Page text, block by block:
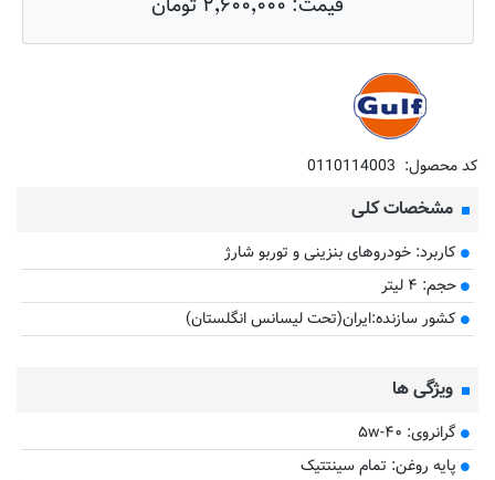
قیمت: ۲٬۶۰۰٬۰۰۰ تومان
کد محصول: 0110114003
مشخصات کلی
کاربرد: خودروهای بنزینی و توربو شارژ
حجم: ۴ لیتر
کشور سازنده:ایران(تحت لیسانس انگلستان)
ویژگی ها
گرانروی: ۵w-۴۰
پایه روغن: تمام سینتتیک